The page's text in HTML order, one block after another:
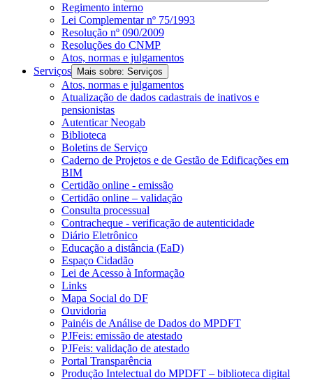
Regimento interno
Lei Complementar nº 75/1993
Resolução nº 090/2009
Resoluções do CNMP
Atos, normas e julgamentos
Serviços
Mais sobre: Serviços
Atos, normas e julgamentos
Atualização de dados cadastrais de inativos e
pensionistas
Autenticar Neogab
Biblioteca
Boletins de Serviço
Caderno de Projetos e de Gestão de Edificações em
BIM
Certidão online - emissão
Certidão online – validação
Consulta processual
Contracheque - verificação de autenticidade
Diário Eletrônico
Educação a distância (EaD)
Espaço Cidadão
Lei de Acesso à Informação
Links
Mapa Social do DF
Ouvidoria
Painéis de Análise de Dados do MPDFT
PJFeis: emissão de atestado
PJFeis: validação de atestado
Portal Transparência
Produção Intelectual do MPDFT – biblioteca digital